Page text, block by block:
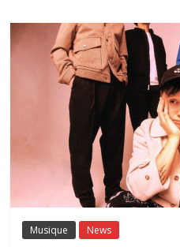
Musique News